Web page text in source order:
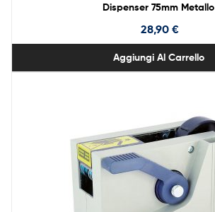
Dispenser 75mm Metallo
28,90 €
Aggiungi Al Carrello